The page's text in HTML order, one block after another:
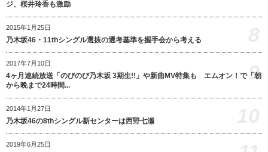
ジ、桜井玲香も激励
2015年1月25日
乃木坂46・11thシングル選抜の選考基準を握手会から考える
2017年7月10日
4ヶ月連続放送「のびのび乃木坂 3期生!!」や新曲MV特集も エムオン！で「朝
から晩まで24時間...
9
2014年1月27日
乃木坂46の8thシングル新センターは西野七瀬
2019年6月25日